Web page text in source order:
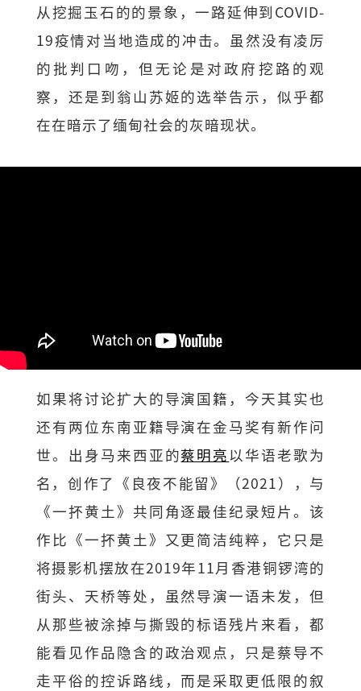
从挖掘玉石的的景象，一路延伸到COVID-
19疫情对当地造成的冲击。虽然没有凌厉
的批判口吻，但无论是对政府挖路的观
察，还是到翁山苏姬的选举告示，似乎都
在在暗示了缅甸社会的灰暗现状。
如果将讨论扩大的导演国籍，今天其实也
还有两位东南亚籍导演在金马奖有新作问
世。出身马来西亚的蔡明亮 以华语老歌为
名，创作了《良夜不能留》（2021），与
《一抔黄土》共同角逐最佳纪录短片。该
作比《一抔黄土》又更简洁纯粹，它只是
将摄影机摆放在2019年11月香港铜锣湾的
街头、天桥等处，虽然导演一语未发，但
从那些被涂掉与撕毁的标语残片来看，都
能看见作品隐含的政治观点，只是蔡导不
走平俗的控诉路线，而是采取更低限的叙